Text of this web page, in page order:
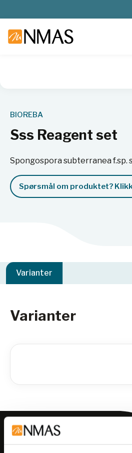
BIOREBA
Sss Reagent set
Spongospora subterranea f.sp.
Spørsmål om produktet?
Varianter
Varianter